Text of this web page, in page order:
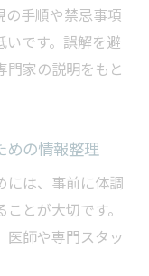
の手順や禁忌事項
です。誤解を避
門家の説明をもと
めの情報整理
には、事前に体調
とが大切です。
医師や専門スタッ